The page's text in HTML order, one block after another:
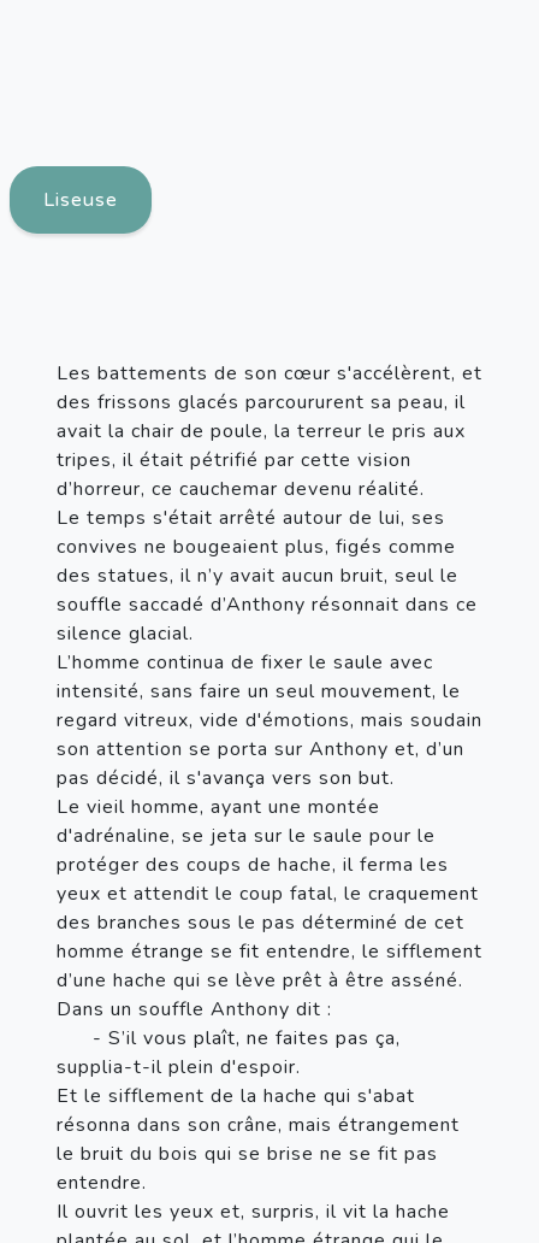
Liseuse
Les battements de son cœur s'accélèrent, et
des frissons glacés parcoururent sa peau, il
avait la chair de poule, la terreur le pris aux
tripes, il était pétrifié par cette vision
d’horreur, ce cauchemar devenu réalité.
Le temps s'était arrêté autour de lui, ses
convives ne bougeaient plus, figés comme
des statues, il n’y avait aucun bruit, seul le
souffle saccadé d’Anthony résonnait dans ce
silence glacial.
L’homme continua de fixer le saule avec
intensité, sans faire un seul mouvement, le
regard vitreux, vide d'émotions, mais soudain
son attention se porta sur Anthony et, d’un
pas décidé, il s'avança vers son but.
Le vieil homme, ayant une montée
d'adrénaline, se jeta sur le saule pour le
protéger des coups de hache, il ferma les
yeux et attendit le coup fatal, le craquement
des branches sous le pas déterminé de cet
homme étrange se fit entendre, le sifflement
d’une hache qui se lève prêt à être asséné.
Dans un souffle Anthony dit :
- S’il vous plaît, ne faites pas ça,
supplia-t-il plein d'espoir.
Et le sifflement de la hache qui s'abat
résonna dans son crâne, mais étrangement
le bruit du bois qui se brise ne se fit pas
entendre.
Il ouvrit les yeux et, surpris, il vit la hache